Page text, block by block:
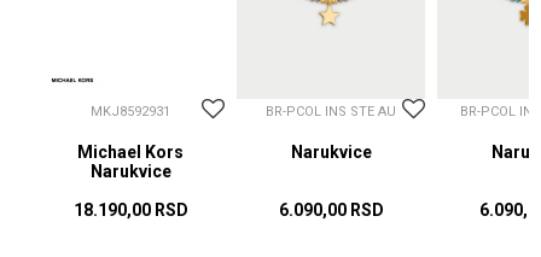
MKJ8592931
Michael Kors
Narukvice
18.190,00 RSD
BR-PCOL INS STE AU
Narukvice
6.090,00 RSD
BR-PCOL